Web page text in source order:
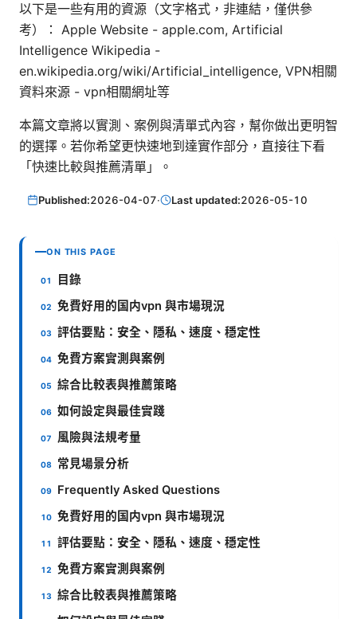
以下是一些有用的資源（文字格式，非連結，僅供參
考）： Apple Website - apple.com, Artificial
Intelligence Wikipedia -
en.wikipedia.org/wiki/Artificial_intelligence, VPN相關
資料來源 - vpn相關網址等
本篇文章將以實測、案例與清單式內容，幫你做出更明智
的選擇。若你希望更快速地到達實作部分，直接往下看
「快速比較與推薦清單」。
Published:2026-04-07· Last updated:2026-05-10
ON THIS PAGE
目錄
免費好用的国内vpn 與市場現況
評估要點：安全、隱私、速度、穩定性
免費方案實測與案例
綜合比較表與推薦策略
如何設定與最佳實踐
風險與法規考量
常見場景分析
Frequently Asked Questions
免費好用的国内vpn 與市場現況
評估要點：安全、隱私、速度、穩定性
免費方案實測與案例
綜合比較表與推薦策略